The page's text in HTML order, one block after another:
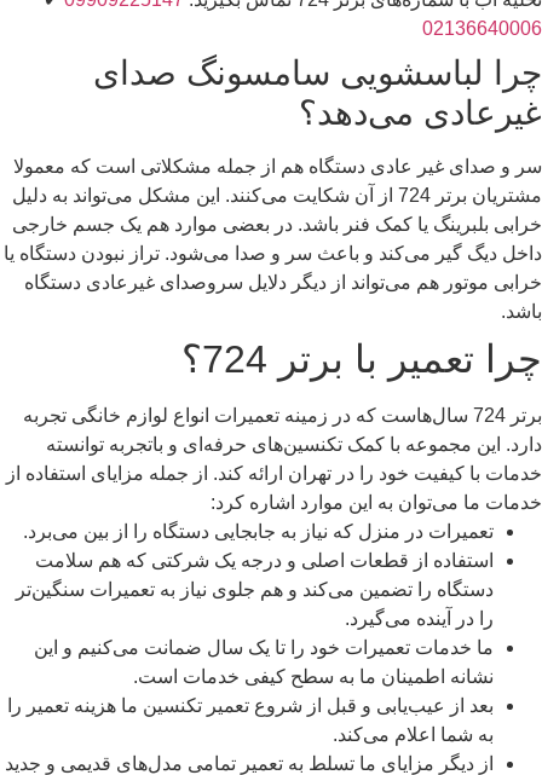
02136640006
چرا لباسشویی سامسونگ صدای
غیرعادی می‌دهد؟
سر و صدای غیر عادی دستگاه هم از جمله مشکلاتی است که معمولا
مشتریان برتر 724 از آن شکایت می‌کنند. این مشکل می‌تواند به دلیل
خرابی بلبرینگ یا کمک فنر باشد. در بعضی موارد هم یک جسم خارجی
داخل دیگ گیر می‌کند و باعث سر و صدا می‌شود. تراز نبودن دستگاه یا
خرابی موتور هم می‌تواند از دیگر دلایل سروصدای غیرعادی دستگاه
باشد.
چرا تعمیر با برتر 724؟
برتر 724 سال‌هاست که در زمینه تعمیرات انواع لوازم خانگی تجربه
دارد. این مجموعه با کمک تکنسین‌های حرفه‌ای و باتجربه توانسته
خدمات با کیفیت خود را در تهران ارائه کند. از جمله مزایای استفاده از
خدمات ما می‌توان به این موارد اشاره کرد:
تعمیرات در منزل که نیاز به جابجایی دستگاه را از بین می‌برد.
استفاده از قطعات اصلی و درجه یک شرکتی که هم سلامت
دستگاه را تضمین می‌کند و هم جلوی نیاز به تعمیرات سنگین‌تر
را در آینده می‌گیرد.
ما خدمات تعمیرات خود را تا یک سال ضمانت می‌کنیم و این
نشانه اطمینان ما به سطح کیفی خدمات است.
بعد از عیب‌یابی و قبل از شروع تعمیر تکنسین ما هزینه تعمیر را
به شما اعلام می‌کند.
از دیگر مزایای ما تسلط به تعمیر تمامی مدل‌های قدیمی و جدید